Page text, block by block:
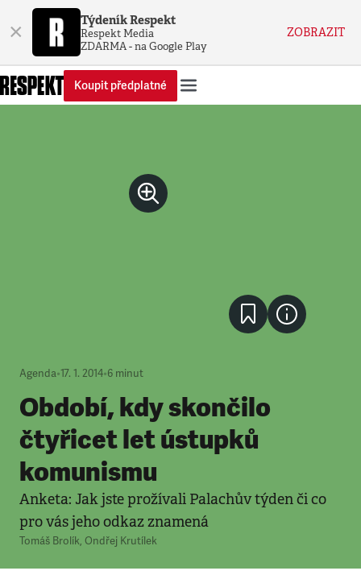
× Týdeník Respekt
Respekt Media
ZDARMA - na Google Play
ZOBRAZIT
Koupit předplatné
Agenda•17. 1. 2014•6 minut
Období, kdy skončilo
čtyřicet let ústupků
komunismu
Anketa: Jak jste prožívali Palachův týden či co
pro vás jeho odkaz znamená
Tomáš Brolík, Ondřej Krutílek